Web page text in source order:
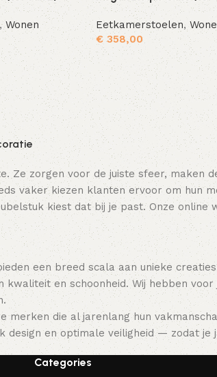
,Wonen
Eetkamerstoelen,
€358,00
Ze zorgen voor de juiste sfeer,
vaker kiezen klanten ervoor om
kiest dat bij je past. Onze
een breed scala aan unieke
en schoonheid. Wij hebben
die al jarenlang hun
en optimale veiligheid — zodat je
Categories